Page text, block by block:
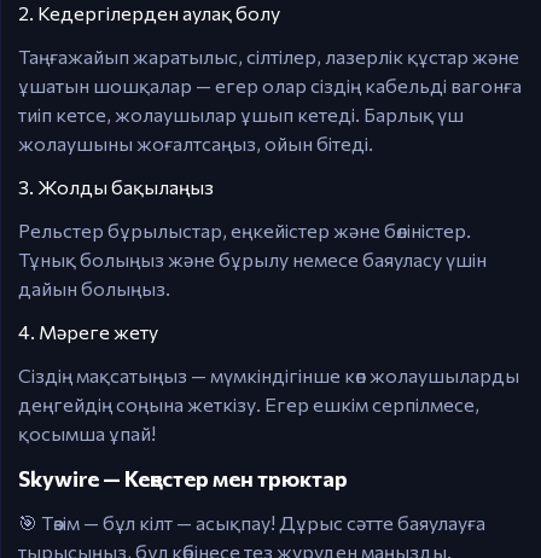
2. Кедергілерден аулақ болу
Таңғажайып жаратылыс, сілтілер, лазерлік құстар және
ұшатын шошқалар — егер олар сіздің кабельді вагонға
тиіп кетсе, жолаушылар ұшып кетеді. Барлық үш
жолаушыны жоғалтсаңыз, ойын бітеді.
3. Жолды бақылаңыз
Рельстер бұрылыстар, еңкейістер және бөліністер.
Тұнық болыңыз және бұрылу немесе баяуласу үшін
дайын болыңыз.
4. Мәреге жету
Сіздің мақсатыңыз — мүмкіндігінше көп жолаушыларды
деңгейдің соңына жеткізу. Егер ешкім серпілмесе,
қосымша ұпай!
Skywire — Кеңестер мен трюктар
🎯 Төзім — бұл кілт — асықпау! Дұрыс сәтте баяулауға
тырысыңыз, бұл көбінесе тез жүруден маңызды.